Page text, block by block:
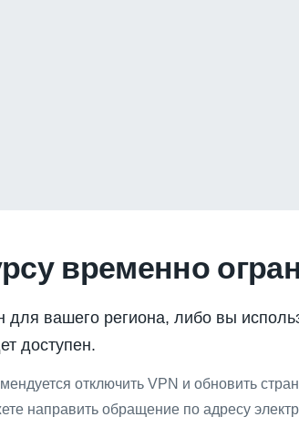
временно
для вашего региона, либо вы
доступен.
отключить VPN и обновить
направить обращение по адресу